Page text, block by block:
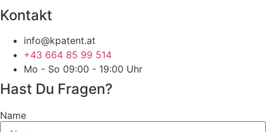
Kontakt
info@kpatent.at
+43 664 85 99 514
Mo - So 09:00 - 19:00 Uhr
Hast Du Fragen?
Name